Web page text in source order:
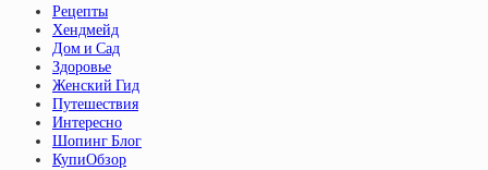
Рецепты
Хендмейд
Дом и Сад
Здоровье
Женский Гид
Путешествия
Интересно
Шопинг Блог
КупиОбзор